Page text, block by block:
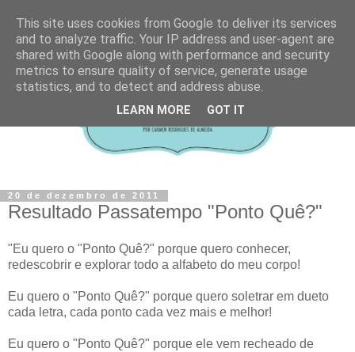
20 de dezembro de 2011
Resultado Passatempo "Ponto Quê?"
"Eu quero o "Ponto Quê?" porque quero conhecer,
redescobrir e explorar todo a alfabeto do meu corpo!
Eu quero o "Ponto Quê?" porque quero soletrar em dueto
cada letra, cada ponto cada vez mais e melhor!
Eu quero o "Ponto Quê?" porque ele vem recheado de
This site uses cookies from Google to deliver its services
and to analyze traffic. Your IP address and user-agent are
shared with Google along with performance and security
metrics to ensure quality of service, generate usage
statistics, and to detect and address abuse.
LEARN MORE GOT IT